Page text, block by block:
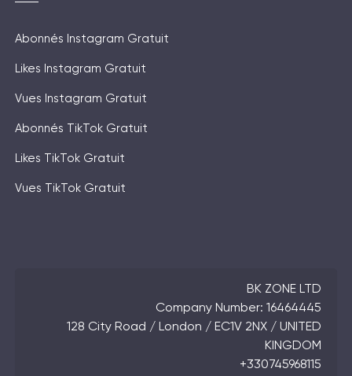
Abonnés Instagram Gratuit
Likes Instagram Gratuit
Vues Instagram Gratuit
Abonnés TikTok Gratuit
Likes TikTok Gratuit
Vues TikTok Gratuit
BK ZONE LTD
Company Number: 16464445
128 City Road / London / EC1V 2NX / UNITED
KINGDOM
+330745968115